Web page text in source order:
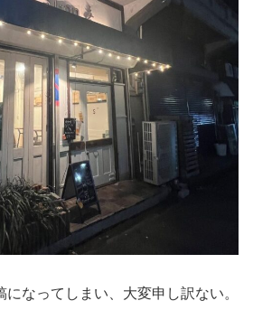
なってしまい、大変申し訳ない。